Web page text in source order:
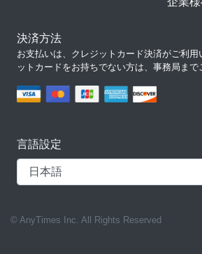
決済方法
お支払いは、クレジットカード決済がご利用
ットカードをお持ちでない方は、事務局まで
言語設定
© AnyTimes Inc. All Rights Reserved